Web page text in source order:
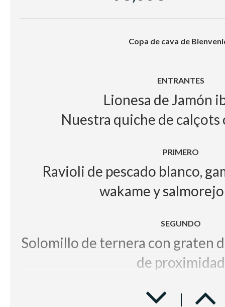
Café e
Copa de cava de
ENTRANTES
Lionesa de Jamón
Nuestra quiche de calçots
PRIMERO
Ravioli de pescado blanco,
wakame y
SEGUNDO
Solomillo de ternera con graten
de proximidad
POSTRE